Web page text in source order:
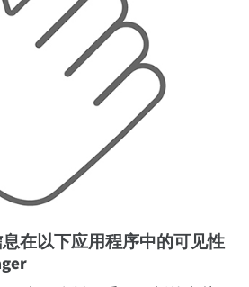
在以下应用程序中的可见性